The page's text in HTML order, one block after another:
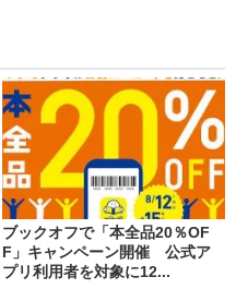
ブックオフで「本全品20％OF
F」キャンペーン開催 公式ア
プリ利用者を対象に12...